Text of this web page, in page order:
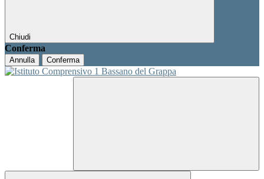
Chiudi
Conferma
Annulla Conferma